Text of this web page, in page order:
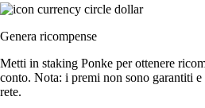
Genera ricompense
Metti in staking Ponke per ottenere
conto. Nota: i premi non sono garantiti e
rete.